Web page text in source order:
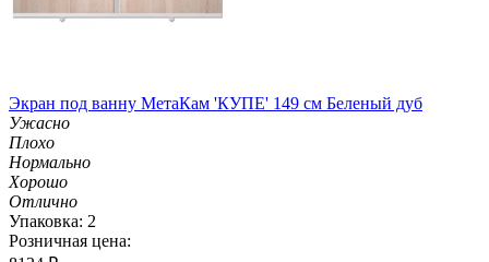
Экран под ванну МетаКам 'КУПЕ' 149 см Беленый дуб
Ужасно
Плохо
Нормально
Хорошо
Отлично
Упаковка: 2
Розничная цена: